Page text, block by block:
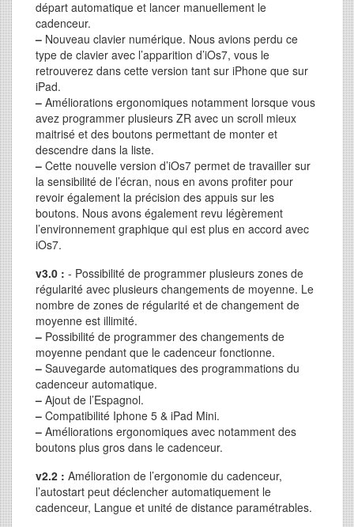
départ automatique et lancer manuellement le
cadenceur.
– Nouveau clavier numérique. Nous avions perdu ce
type de clavier avec l’apparition d’iOs7, vous le
retrouverez dans cette version tant sur iPhone que sur
iPad.
– Améliorations ergonomiques notamment lorsque vous
avez programmer plusieurs ZR avec un scroll mieux
maitrisé et des boutons permettant de monter et
descendre dans la liste.
– Cette nouvelle version d’iOs7 permet de travailler sur
la sensibilité de l’écran, nous en avons profiter pour
revoir également la précision des appuis sur les
boutons. Nous avons également revu légèrement
l’environnement graphique qui est plus en accord avec
iOs7.
v3.0 : - Possibilité de programmer plusieurs zones de
régularité avec plusieurs changements de moyenne. Le
nombre de zones de régularité et de changement de
moyenne est illimité.
– Possibilité de programmer des changements de
moyenne pendant que le cadenceur fonctionne.
– Sauvegarde automatiques des programmations du
cadenceur automatique.
– Ajout de l’Espagnol.
– Compatibilité Iphone 5 & iPad Mini.
– Améliorations ergonomiques avec notamment des
boutons plus gros dans le cadenceur.
v2.2 : Amélioration de l’ergonomie du cadenceur,
l’autostart peut déclencher automatiquement le
cadenceur, Langue et unité de distance paramétrables.